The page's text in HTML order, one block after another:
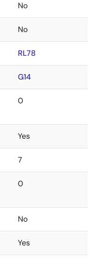
No
No
RL78
G14
0
Yes
7
0
No
Yes